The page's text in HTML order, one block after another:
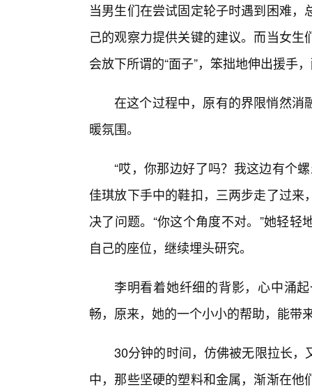
当男生们在尝试固定轮子时遇到困难
己的观察力提供关键的建议。而当女
会放下所谓的“面子”，笨拙地伸出援手
在这个过程中，原有的界限悄然消
暖氛围。
“哎，你那边好了吗？我这边有个
佳琪放下手中的鞋扣，三两步走了过
决了问题。“你这个角度不对。”她轻
自己的座位，继续埋头研究。
李明看着她纤细的背影，心中涌
畅，原来，她的一个小小的帮助，能带
30分钟的时间，仿佛被无限拉长
中，那些坚硬的塑料和金属，渐渐在